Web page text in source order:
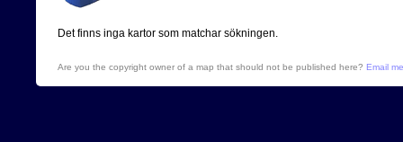
Det finns inga kartor som matchar sökningen.
Are you the copyright owner of a map that should not be published here? Email me